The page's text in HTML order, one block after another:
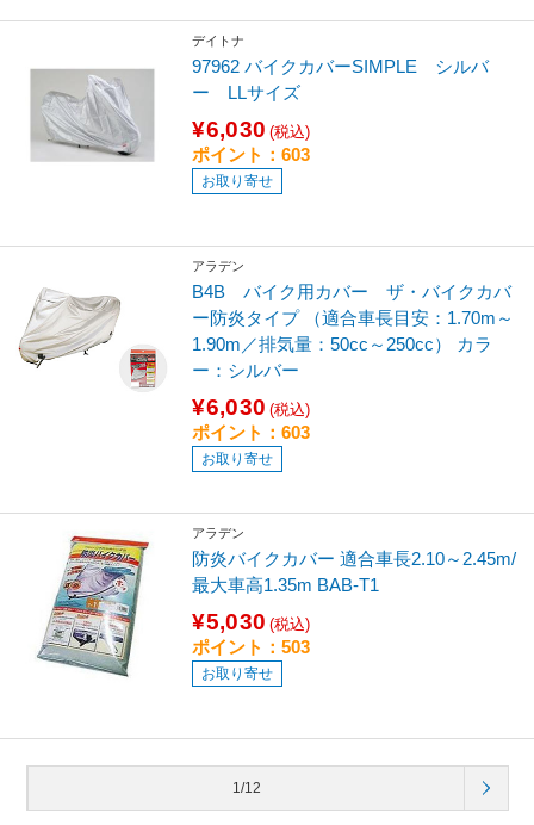
デイトナ
97962 バイクカバーSIMPLE シルバ
ー LLサイズ
¥6,030 (税込)
ポイント：603
お取り寄せ
アラデン
B4B バイク用カバー ザ・バイクカバ
ー防炎タイプ （適合車長目安：1.70m～
1.90m／排気量：50cc～250cc） カラ
ー：シルバー
¥6,030 (税込)
ポイント：603
お取り寄せ
アラデン
防炎バイクカバー 適合車長2.10～2.45m/
最大車高1.35m BAB-T1
¥5,030 (税込)
ポイント：503
お取り寄せ
1/12